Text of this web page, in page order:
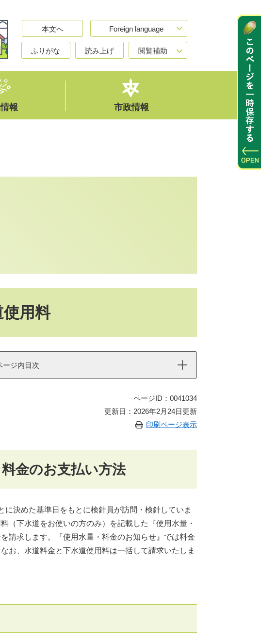
本文へ Foreign language
ふりがな 読み上げ 閲覧補助
報 市政情報
用料
ージ内目次
ページID：0041034
更新日：2026年2月24日更新
印刷ページ表示
金のお支払い方法
決めた基準日をもとに検針員が訪問・検針していま
（下水道をお使いの方のみ）を記載した『使用水量・
請求します。『使用水量・料金のお知らせ』では料金
お、水道料金と下水道使用料は一括して請求いたしま